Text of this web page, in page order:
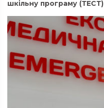
шкільну програму (ТЕСТ)